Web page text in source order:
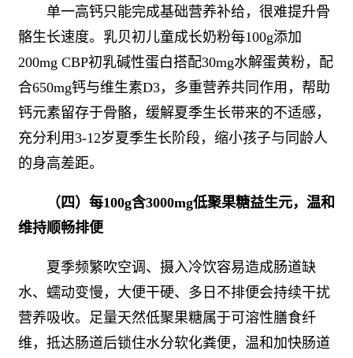
单一高钙只能完成基础营养补给，很难提升骨
骼生长速度。乳贝初儿童成长奶粉每100g添加
200mg CBP初乳碱性蛋白搭配30mg水解蛋黄粉，配
合650mg钙与维生素D3，多重营养共同作用，帮助
钙元素留存于骨骼，缓解夏季生长带来的不适感，
充分利用3-12岁夏季生长阶段，缩小孩子与同龄人
的身高差距。
（四）每100g含3000mg低聚果糖益生元，温和
维持顺畅排便
夏季频繁吹空调、摄入冷饮容易造成肠道缺
水、蠕动变慢，大便干硬、多日不排便会持续干扰
营养吸收。足量天然低聚果糖属于可溶性膳食纤
维，抵达肠道后锁住水分软化粪便，温和加快肠道